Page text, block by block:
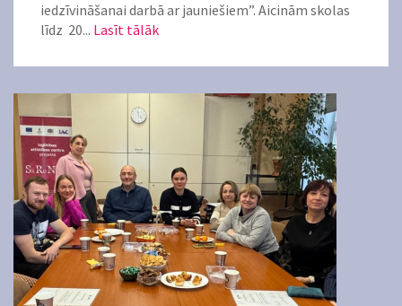
iedzīvināšanai darbā ar jauniešiem”. Aicinām skolas
līdz 20... Lasīt tālāk